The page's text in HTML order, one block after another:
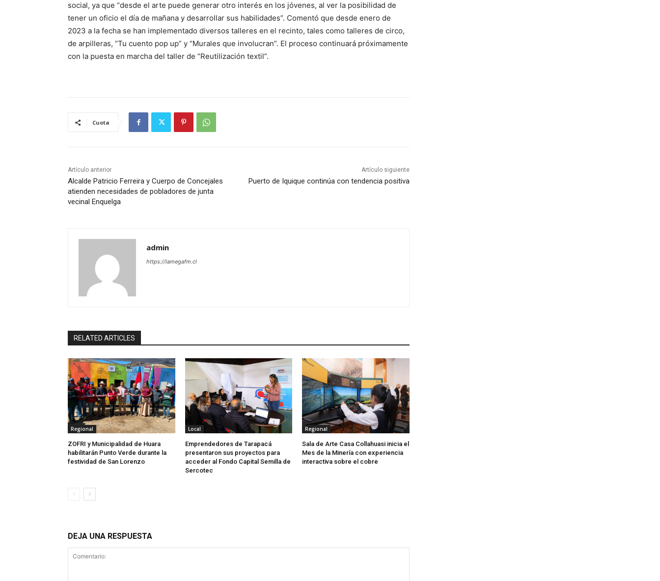
social, ya que “desde el arte puede generar otro interés en los jóvenes, al ver la posibilidad de
tener un oficio el día de mañana y desarrollar sus habilidades”. Comentó que desde enero de
2023 a la fecha se han implementado diversos talleres en el recinto, tales como talleres de circo,
de arpilleras, “Tu cuento pop up” y “Murales que involucran”. El proceso continuará próximamente
con la puesta en marcha del taller de “Reutilización textil”.
Cuota
Artículo anterior
Alcalde Patricio Ferreira y Cuerpo de Concejales
atienden necesidades de pobladores de junta
vecinal Enquelga
Artículo siguiente
Puerto de Iquique continúa con tendencia positiva
admin
https://lamegafm.cl
RELATED ARTICLES
Regional
ZOFRI y Municipalidad de Huara
habilitarán Punto Verde durante la
festividad de San Lorenzo
Local
Emprendedores de Tarapacá
presentaron sus proyectos para
acceder al Fondo Capital Semilla de
Sercotec
Regional
Sala de Arte Casa Collahuasi inicia el
Mes de la Minería con experiencia
interactiva sobre el cobre
DEJA UNA RESPUESTA